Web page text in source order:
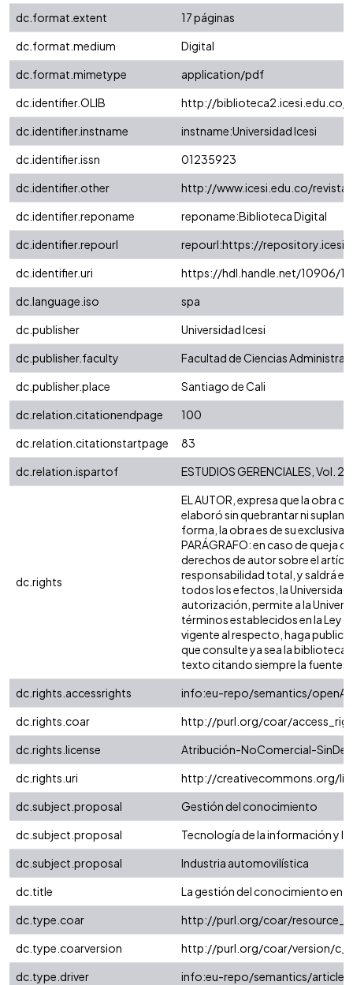
dc.format.extent
17 páginas
dc.format.medium
Digital
dc.format.mimetype
application/pdf
dc.identifier.OLIB
http://biblioteca2.icesi.edu.co/
dc.identifier.instname
instname:Universidad Icesi
dc.identifier.issn
01235923
dc.identifier.other
http://www.icesi.edu.co/
dc.identifier.reponame
reponame:Biblioteca Digital
dc.identifier.repourl
repourl:https://
dc.identifier.uri
https://hdl.handle.net/10906/
dc.language.iso
spa
dc.publisher
Universidad Icesi
dc.publisher.faculty
Facultad de Ciencias
dc.publisher.place
Santiago de Cali
dc.relation.citationendpage
100
dc.relation.citationstartpage
83
dc.relation.ispartof
ESTUDIOS GERENCIALES, Vol.
dc.rights
EL AUTOR, expresa que la obra
elaboró sin quebrantar ni
forma, la obra es de su
PARÁGRAFO: en caso de queja
derechos de autor sobre el
responsabilidad total, y saldrá
todos los efectos, la
autorización, permite a la
términos establecidos en la Ley
vigente al respecto, haga
que consulte ya sea la
texto citando siempre la
dc.rights.accessrights
info:eu-repo/semantics/
dc.rights.coar
http://purl.org/coar/
dc.rights.license
Atribución-NoComercial-
dc.rights.uri
http://creativecommons.org/
dc.subject.proposal
Gestión del conocimiento
dc.subject.proposal
Tecnología de la información y
dc.subject.proposal
Industria automovilística
dc.title
La gestión del conocimiento en
dc.type.coar
http://purl.org/coar/
dc.type.coarversion
http://purl.org/coar/version/
dc.type.driver
info:eu-repo/semantics/article